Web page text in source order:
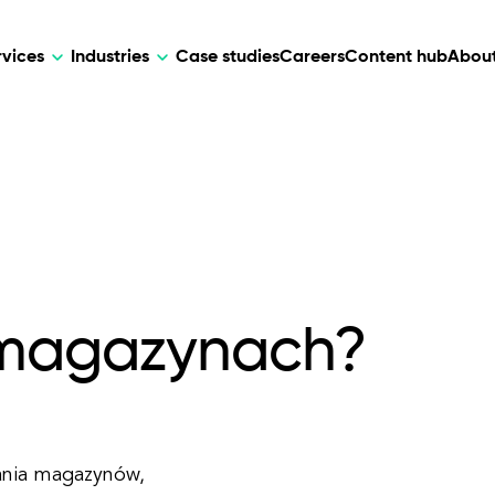
Industries Case studiesCareersContent hub
magazynów,